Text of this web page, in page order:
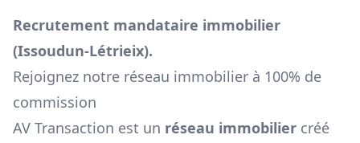
Recrutement mandataire immobilier
(Issoudun-Létrieix).
Rejoignez notre réseau immobilier à 100% de
commission
AV Transaction est un réseau immobilier créé